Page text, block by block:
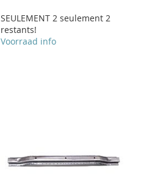
SEULEMENT 2 seulement 2
restants!
Voorraad info